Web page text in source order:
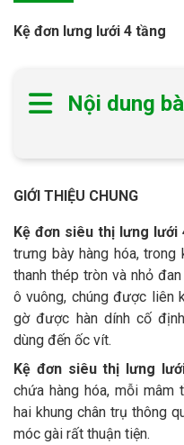
Kệ đơn lưng lưới 4 tầng
Nội dung
GIỚI THIỆU CHUNG
Kệ đơn siêu thị lưng lưới
trưng bày hàng hóa,
thanh thép tròn và nhỏ
ô vuông, chúng được liên
gờ được hàn dính cố
dùng đến ốc vít.
Kệ đơn siêu thị lưng
chứa hàng hóa, mỗi
hai khung chân trụ thông
móc gài rất thuận tiện.